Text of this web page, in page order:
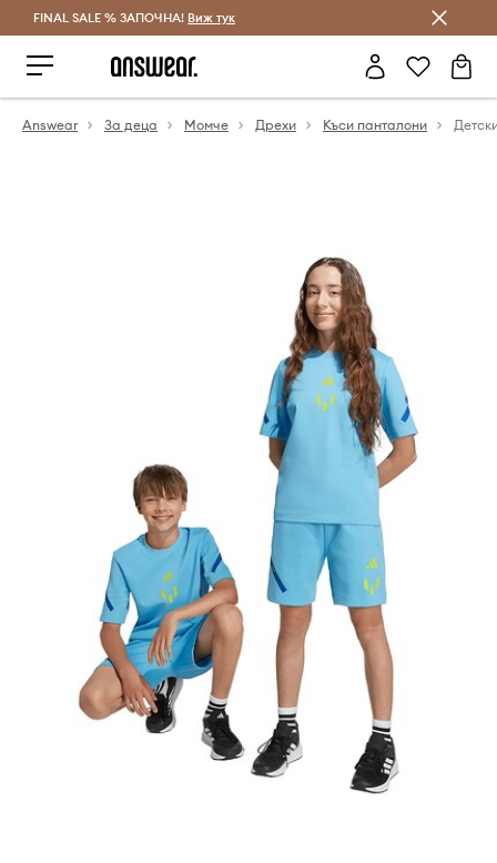
Спестявай с Answear Club
FINAL SALE % ЗАПОЧНА! Виж тук
Answear За деца Момче Дрехи Къси панталони